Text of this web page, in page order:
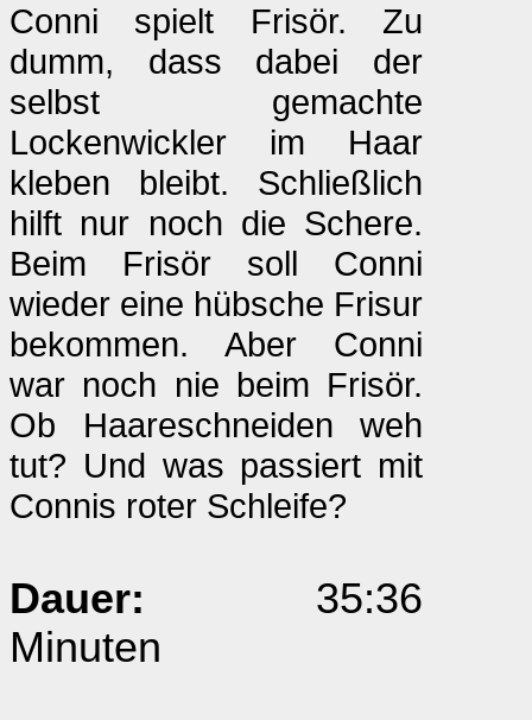
Conni spielt Frisör. Zu
dumm, dass dabei der
selbst gemachte
Lockenwickler im Haar
kleben bleibt. Schließlich
hilft nur noch die Schere.
Beim Frisör soll Conni
wieder eine hübsche Frisur
bekommen. Aber Conni
war noch nie beim Frisör.
Ob Haareschneiden weh
tut? Und was passiert mit
Connis roter Schleife?
Dauer: 35:36
Minuten